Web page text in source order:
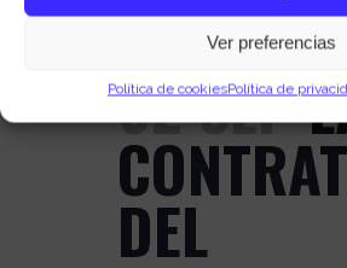
Ver preferencias
Política de cookiesPolítica de
02 SEP
DEL